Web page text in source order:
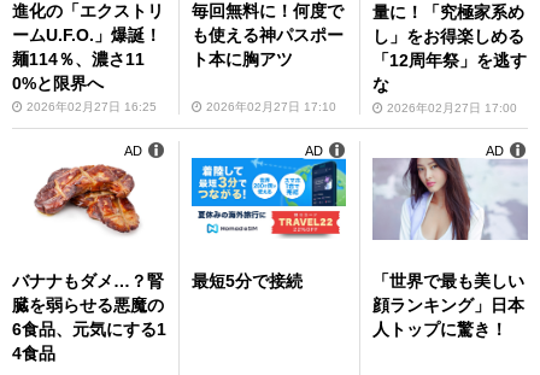
進化の「エクストリ
ームU.F.O.」爆誕！
麺114％、濃さ11
0%と限界へ
2026年02月27日 16:25
毎回無料に！何度で
も使える神パスポー
ト本に胸アツ
2026年02月27日 17:10
量に！「究極家系め
し」をお得楽しめる
「12周年祭」を逃す
な
2026年02月27日 17:00
バナナもダメ…？腎
臓を弱らせる悪魔の
6食品、元気にする1
4食品
AD
最短5分で接続
AD
「世界で最も美しい
顔ランキング」日本
人トップに驚き！
AD